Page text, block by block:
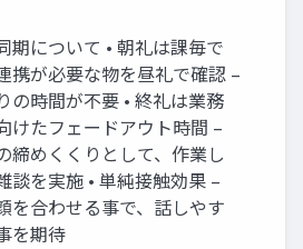
期について • 朝礼は課毎で
携が必要な物を昼礼で確認 –
の時間が不要 • 終礼は業務
けたフェードアウト時間 –
締めくくりとして、作業し
談を実施 • 単純接触効果 –
を合わせる事で、話しやす
を期待